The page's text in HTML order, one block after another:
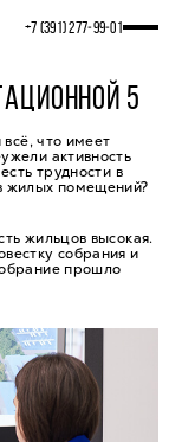
+7 (391) 277‒99‒01
5
что имеет
активность
трудности в
жилых помещений?
жильцов высокая.
собрания и
прошло